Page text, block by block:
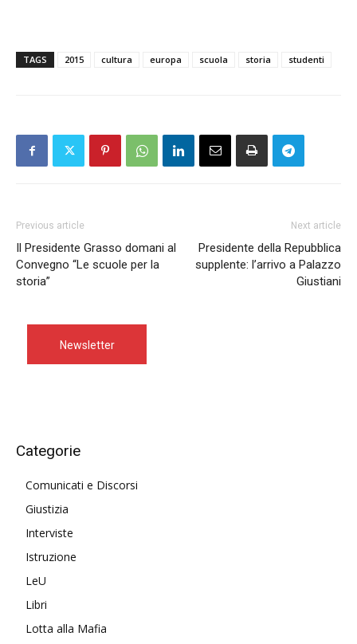
TAGS 2015 cultura europa scuola storia studenti
Previous article
Il Presidente Grasso domani al
Convegno “Le scuole per la
storia”
Next article
Presidente della Repubblica
supplente: l’arrivo a Palazzo
Giustiani
Newsletter
Categorie
Comunicati e Discorsi
Giustizia
Interviste
Istruzione
LeU
Libri
Lotta alla Mafia